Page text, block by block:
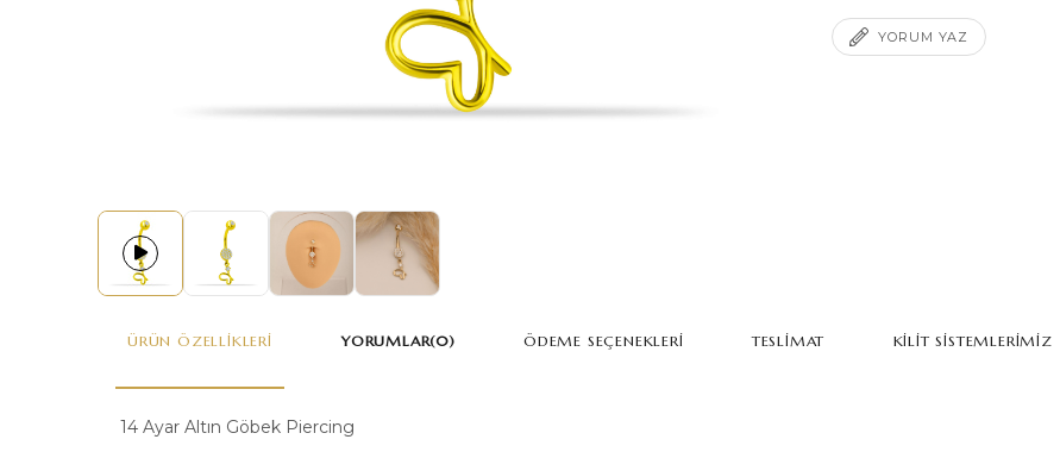
YORUM YAZ
ÜRÜN ÖZELLIKLERI
14 Ayar Altın Göbek Piercing
YORUMLAR(0) ÖDEME SEÇENEKLERI TESLIMAT KILIT SISTEMLERIMIZ